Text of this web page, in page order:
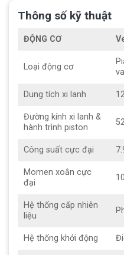
Mẫu xe được trang bị
tiết kiệm nhiên liệu,
Thông số kỹ thuật
ĐỘNG CƠ
Loại động cơ
Dung tích xi lanh
Đường kính xi lanh &
hành trình piston
Công suất cực đại
Momen xoắn cực
đại
Hệ thống cấp nhiên
liệu
Hệ thống khởi động